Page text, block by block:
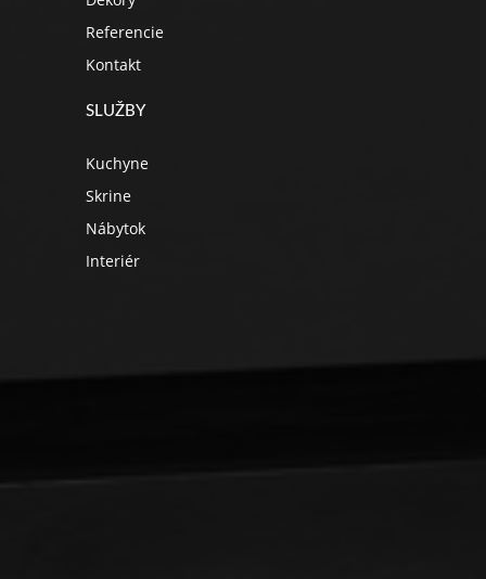
Referencie
Kontakt
SLUŽBY
Kuchyne
Skrine
Nábytok
Interiér